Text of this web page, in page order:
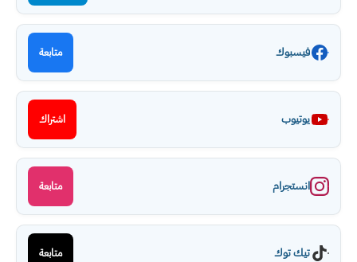
فيسبوك متابعة
يوتيوب اشتراك
انستجرام متابعة
تيك توك متابعة